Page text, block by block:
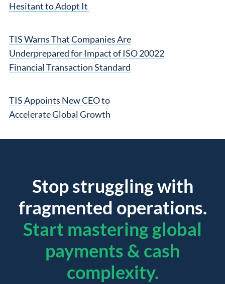
Hesitant to Adopt It
TIS Warns That Companies Are
Underprepared for Impact of ISO 20022
Financial Transaction Standard
TIS Appoints New CEO to
Accelerate Global Growth
Stop struggling with
fragmented operations.
Start mastering global
payments & cash
complexity.